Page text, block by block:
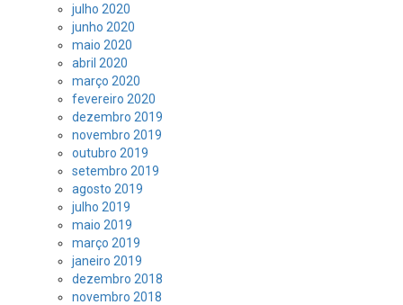
julho 2020
junho 2020
maio 2020
abril 2020
março 2020
fevereiro 2020
dezembro 2019
novembro 2019
outubro 2019
setembro 2019
agosto 2019
julho 2019
maio 2019
março 2019
janeiro 2019
dezembro 2018
novembro 2018